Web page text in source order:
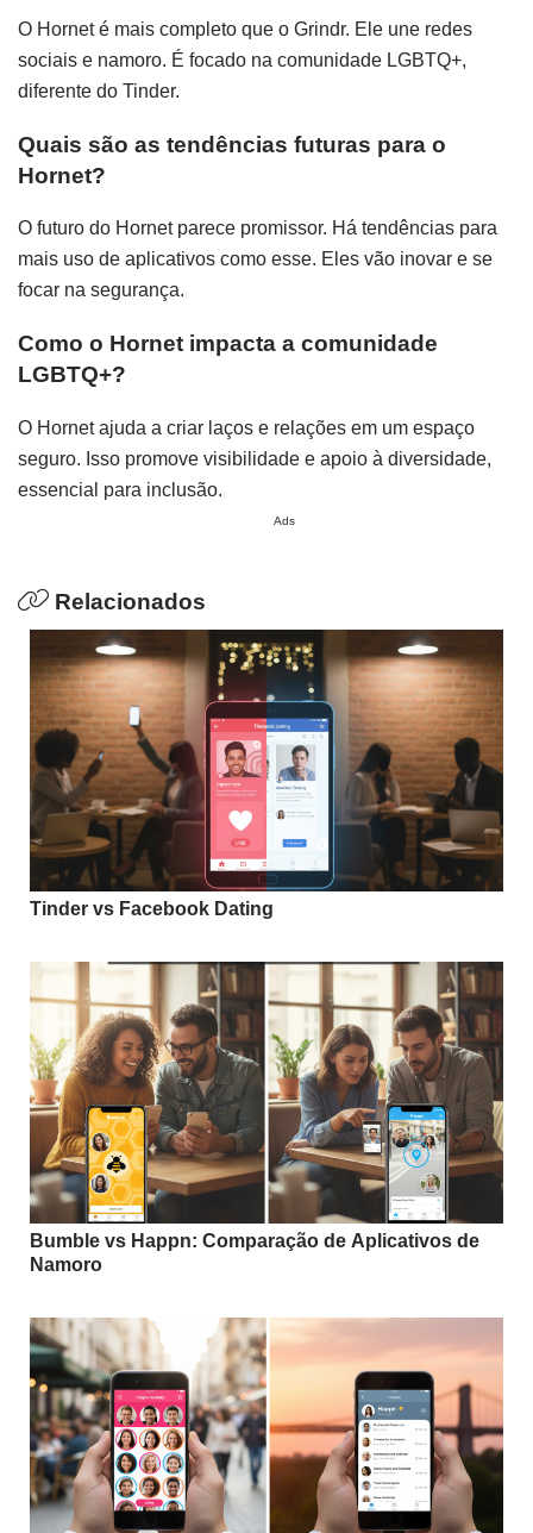
O Hornet é mais completo que o Grindr. Ele une redes
sociais e namoro. É focado na comunidade LGBTQ+,
diferente do Tinder.
Quais são as tendências futuras para o
Hornet?
O futuro do Hornet parece promissor. Há tendências para
mais uso de aplicativos como esse. Eles vão inovar e se
focar na segurança.
Como o Hornet impacta a comunidade
LGBTQ+?
O Hornet ajuda a criar laços e relações em um espaço
seguro. Isso promove visibilidade e apoio à diversidade,
essencial para inclusão.
Ads
Relacionados
Tinder vs Facebook Dating
Bumble vs Happn: Comparação de Aplicativos de
Namoro